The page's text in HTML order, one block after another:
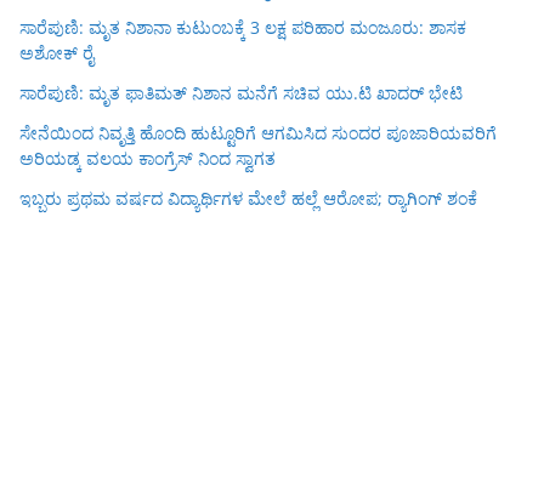
ಸಾರೆಪುಣಿ: ಮೃತ ನಿಶಾನಾ ಕುಟುಂಬಕ್ಕೆ 3 ಲಕ್ಷ ಪರಿಹಾರ ಮಂಜೂರು: ಶಾಸಕ
ಅಶೋಕ್ ರೈ
ಸಾರೆಪುಣಿ: ಮೃತ ಫಾತಿಮತ್ ನಿಶಾನ ಮನೆಗೆ ಸಚಿವ ಯು.ಟಿ ಖಾದರ್ ಭೇಟಿ
ಸೇನೆಯಿಂದ ನಿವೃತ್ತಿ ಹೊಂದಿ ಹುಟ್ಟೂರಿಗೆ ಆಗಮಿಸಿದ ಸುಂದರ ಪೂಜಾರಿಯವರಿಗೆ
ಅರಿಯಡ್ಕ ವಲಯ ಕಾಂಗ್ರೆಸ್ ನಿಂದ ಸ್ವಾಗತ
ಇಬ್ಬರು ಪ್ರಥಮ ವರ್ಷದ ವಿದ್ಯಾರ್ಥಿಗಳ ಮೇಲೆ ಹಲ್ಲೆ ಆರೋಪ; ರ‍್ಯಾಗಿಂಗ್ ಶಂಕೆ